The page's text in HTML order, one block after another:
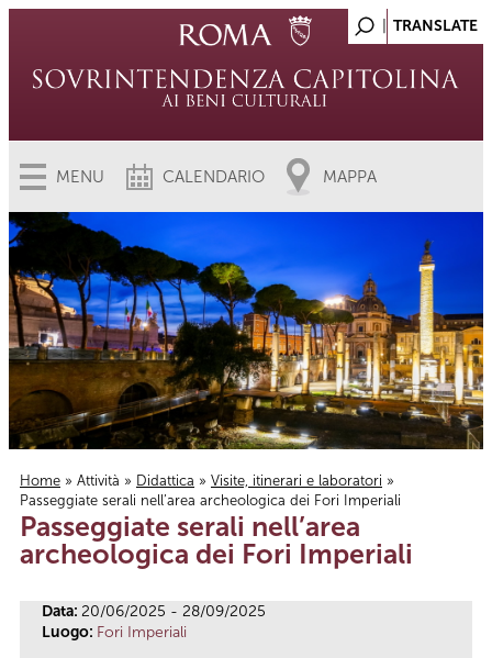
MENU CALENDARIO MAPPA
Tu sei qui
Home » Attività » Didattica » Visite, itinerari e laboratori »
Passeggiate serali nell’area archeologica dei Fori Imperiali
Passeggiate serali nell’area
archeologica dei Fori Imperiali
Data: 20/06/2025 - 28/09/2025
Luogo: Fori Imperiali